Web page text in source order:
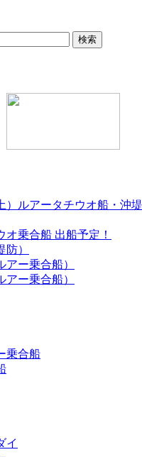
）ルアータチウオ船・沖
オ乗合船 出船予定！
）
アー乗合船）
アー乗合船）
乗合船
イ